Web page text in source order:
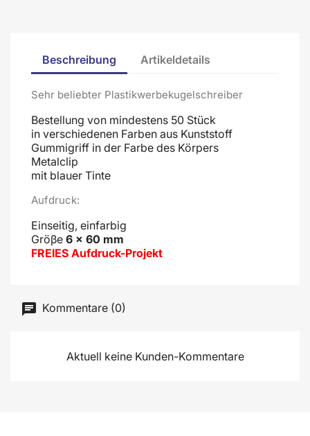
Beschreibung Artikeldetails
Sehr beliebter Plastikwerbekugelschreiber
Bestellung von mindestens 50 Stück
in verschiedenen Farben aus Kunststoff
Gummigriff in der Farbe des Körpers
Metalclip
mit blauer Tinte
Aufdruck:
Einseitig, einfarbig
Gröβe 6 x 60 mm
FREIES Aufdruck-Projekt
Kommentare (0)
Aktuell keine Kunden-Kommentare